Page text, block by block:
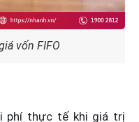
vốn FIFO
phí thực tế khi giá trị